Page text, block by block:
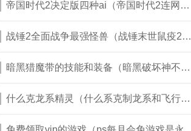
计》保存游戏方法是什么样的)
突联赛降级规则)
冲突暗夜用什么兵好)
盟赛恩攻略)
灵战神赛恩出装)
》亡灵战神赛恩传记在线观看)
召唤》亡灵之袭模式怎么玩的好)
打)
《亡灵诡计》新手加点指南攻略(亡灵玩法)
帝国时代2决定版四种ai（帝国时代2连网时，如何让AI跟别人打，而自己成为旁观者）
战锤2全面战争最强怪兽（战锤末世鼠疫2赏金天赋怎么点）
暗黑猎魔带的技能和装备（暗黑破坏神不朽猎魔人副手选择）
什么克龙系精灵（什么系克制龙系和飞行系）